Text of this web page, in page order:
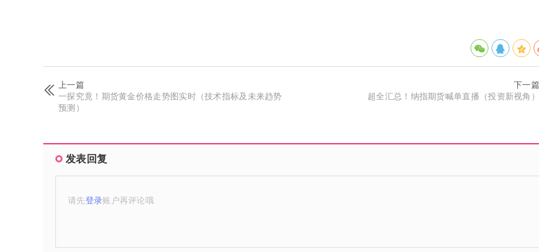
上一篇
一探究竟！期货黄金价格走势图实时（技术指标及未来趋势
预测）
下一篇
超全汇总！纳指期货喊单直播（投资新视角）
发表回复
请先登录账户再评论哦